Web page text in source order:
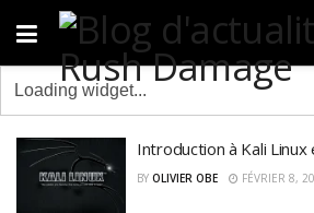
Introduction à Kali Linux
BY OLIVIER OBE FÉVRIER 8,